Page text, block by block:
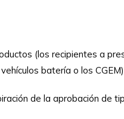
(los recipientes a
batería o los
de la aprobación de